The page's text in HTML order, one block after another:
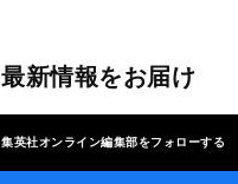
最新情報をお届け
集英社オンライン編集部をフォローする